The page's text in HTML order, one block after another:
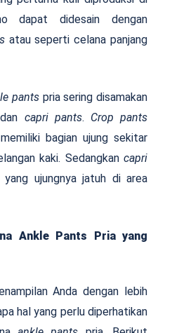
dapat didesain dengan
atau seperti celana panjang
pantspria sering disamakan
dan capri pants. Crop pants
bagian ujung sekitar
kaki. Sedangkan capri
yang ujungnya jatuh di area
Ankle Pants Pria yang
Anda dengan lebih
hal yang perlu diperhatikan